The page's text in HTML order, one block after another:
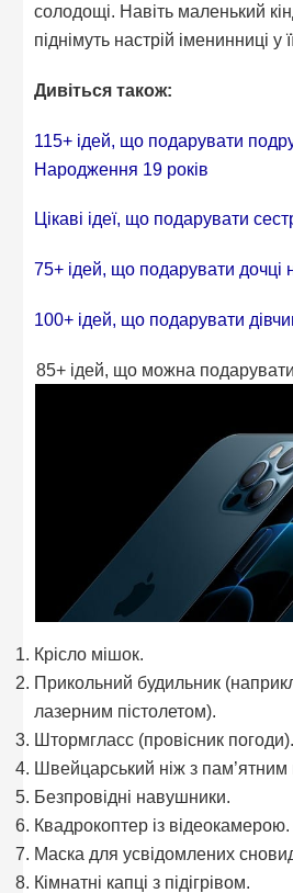
солодощі. Навіть маленький
піднімуть настрій іменинниці
Дивіться також:
115+ ідей, що подарувати
Народження 19 років
Цікаві ідеї, що подарувати
75+ ідей, що подарувати дочці
100+ ідей, що подарувати
85+ ідей, що можна
Крісло мішок.
Прикольний будильник
лазерним пістолетом).
Штормгласс (провісник погоди).
Швейцарський ніж з пам’ятним
Безпровідні навушники.
Квадрокоптер із відеокамерою.
Маска для усвідомлених
Кімнатні капці з підігрівом.